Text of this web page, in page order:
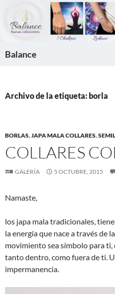
contenido
Balance
Archivo de la etiqueta: borla
BORLAS,JAPA MALA COLLARES,
COLLARES
GALERÍA 5 OCTUBRE, 2015
Namaste,
los japa mala tradicionales,
la energía que nace a través de
movimiento sea símbolo para
tanto dentro, como fuera de ti.
impermanencia.